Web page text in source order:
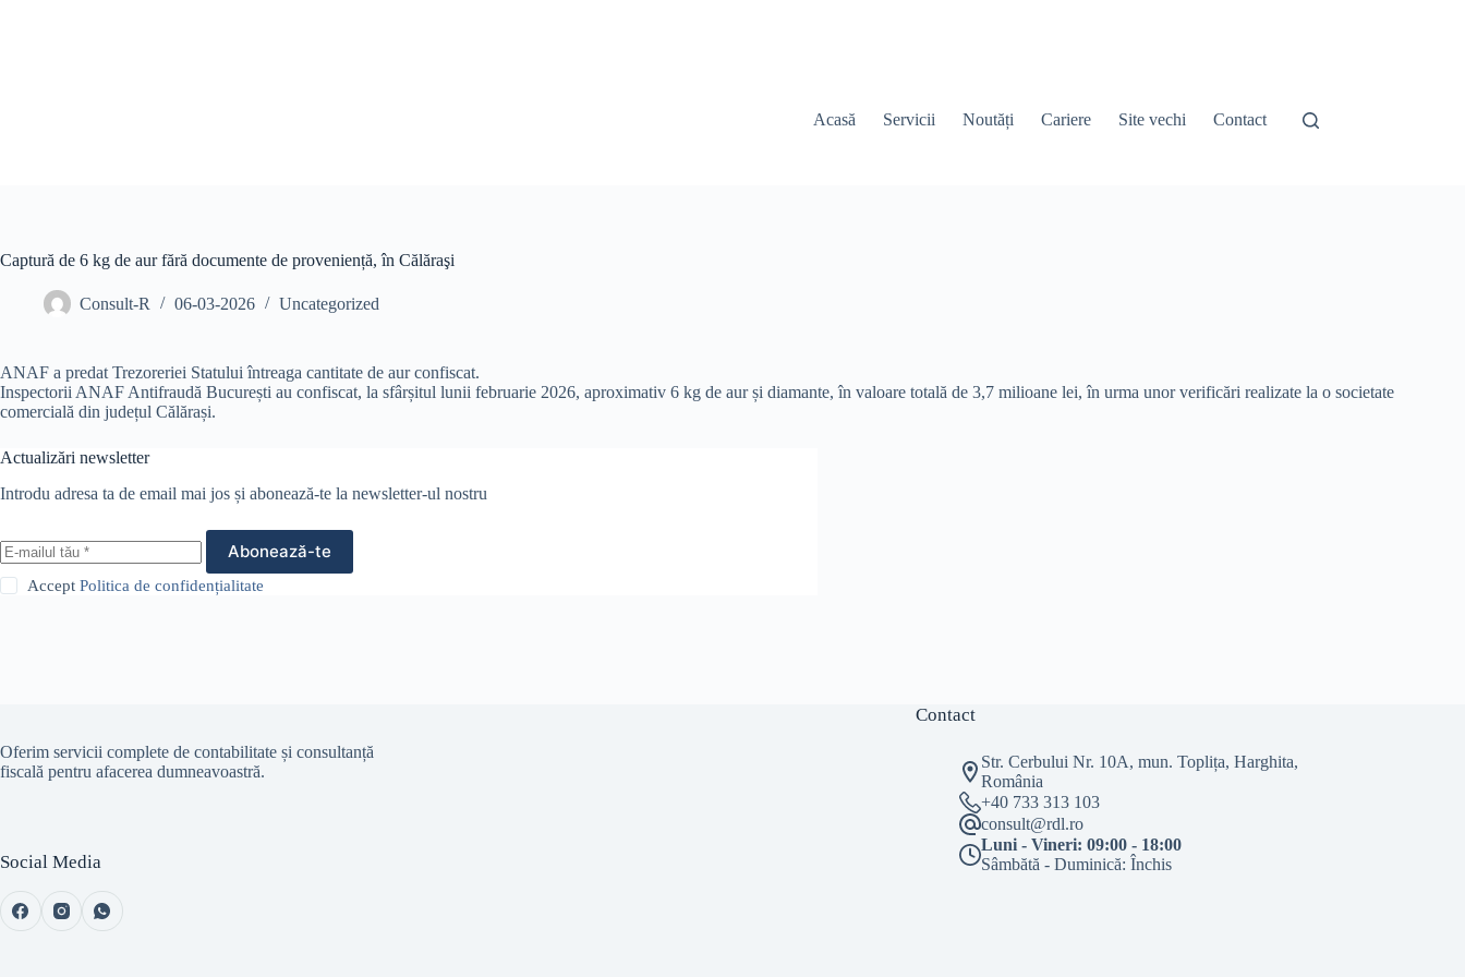
Acasă Servicii Noutăți Cariere Site vechi Contact
Captură de 6 kg de aur fără documente de proveniență, în Călăraşi
Consult-R 06-03-2026 Uncategorized
ANAF a predat Trezoreriei Statului întreaga cantitate de aur confiscat.
Inspectorii ANAF Antifraudă București au confiscat, la sfârșitul lunii februarie 2026, aproximativ 6 kg de aur și diamante, în valoare totală de 3,7 milioane lei, în urma unor verificări realizate la o societate
comercială din județul Călărași.
Actualizări newsletter
Introdu adresa ta de email mai jos și abonează-te la newsletter-ul nostru
Abonează-te
AcceptPolitica de confidențialitate
Oferim servicii complete de contabilitate și consultanță
fiscală pentru afacerea dumneavoastră.
Social Media
Contact
Str. Cerbului Nr. 10A, mun. Toplița, Harghita,
România
+40 733 313 103
consult@rdl.ro
Luni - Vineri: 09:00 - 18:00
Sâmbătă - Duminică: Închis